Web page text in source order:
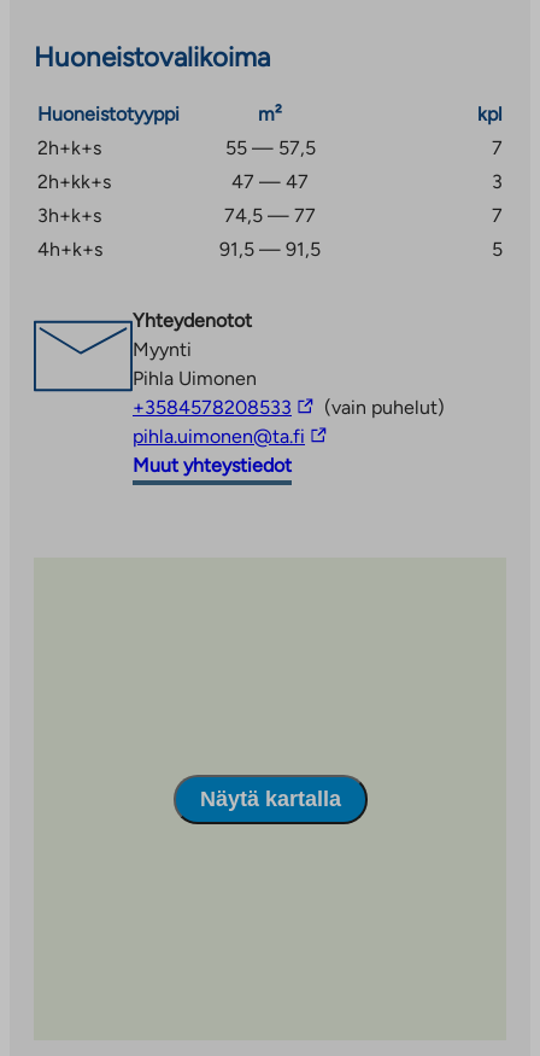
Huoneistovalikoima
Huoneistotyyppi m²
kpl
2h+k+s
55 — 57,5
7
2h+kk+s
47 — 47
3
3h+k+s
74,5 — 77
7
4h+k+s
91,5 — 91,5 5
Yhteydenotot
Myynti
Pihla Uimonen
+3584578208533 Linkki
vie
ulkopuoliseen
(vain puhelut)
pihla.uimonen@ta.fi Linkki
Muut yhteystiedot
Näytä kartalla